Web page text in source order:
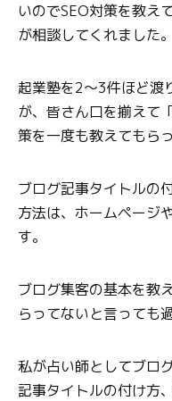
いのでSEO対策を教え
が相談してくれました。
起業塾を2〜3件ほど渡
が、皆さん口を揃えて
策を一度も教えてもら
ブログ記事タイトルの
方法は、ホームページ
す。
ブログ集客の基本を教
らってないと言っても
私が占い師としてブロ
記事タイトルの付け方